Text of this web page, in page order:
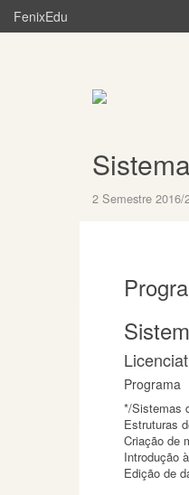
FenixEdu
2 Semestre 2016/
Programa
*/Sistemas
Estruturas
Criação de
Introdução
Edição de